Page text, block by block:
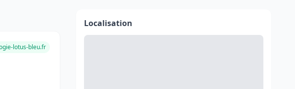
lotus-bleu.fr
Localisation